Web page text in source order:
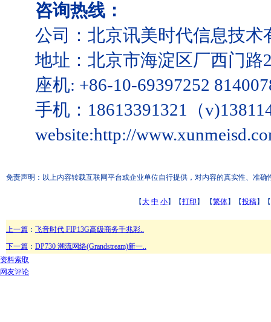
咨询热线：
公司：北京讯美时代信息技术
地址：北京市海淀区厂西门路2
座机: +86-10-69397252
手机：18613391321（
website:http://
免责声明：以上内容转载互联网平台或企业单位自行提供，对内容的真实性、准
【大 中 小】【打印 】 【繁体】【投稿】【
上一篇 ： 飞音时代 FIP13G高级商务千兆彩..
下一篇 ： DP730 潮流网络(Grandstream)新一..
资料索取
网友评论